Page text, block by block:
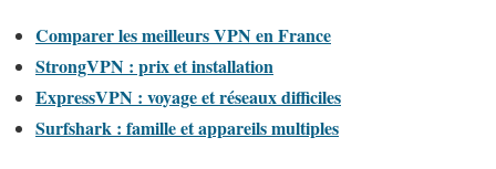
Comparer les meilleurs VPN en France
StrongVPN : prix et installation
ExpressVPN : voyage et réseaux difficiles
Surfshark : famille et appareils multiples